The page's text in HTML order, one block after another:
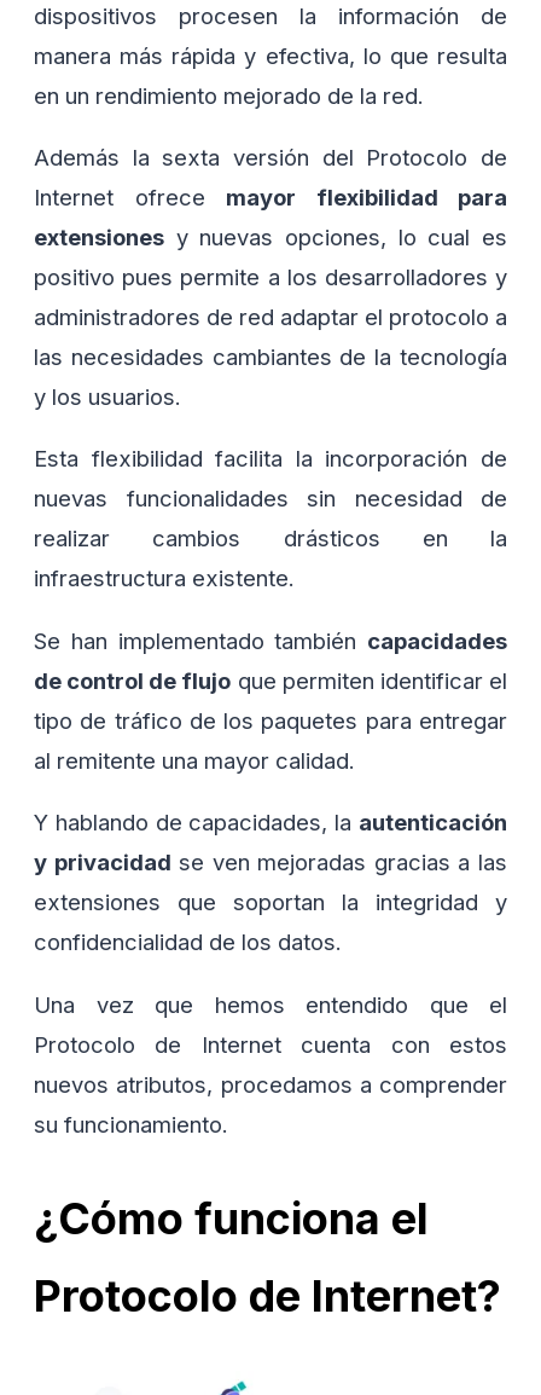
dispositivos procesen la información de
manera más rápida y efectiva, lo que resulta
en un rendimiento mejorado de la red.
Además la sexta versión del Protocolo de
Internet ofrece mayor flexibilidad para
extensiones y nuevas opciones, lo cual es
positivo pues permite a los desarrolladores y
administradores de red adaptar el protocolo a
las necesidades cambiantes de la tecnología
y los usuarios.
Esta flexibilidad facilita la incorporación de
nuevas funcionalidades sin necesidad de
realizar cambios drásticos en la
infraestructura existente.
Se han implementado también capacidades
de control de flujo que permiten identificar el
tipo de tráfico de los paquetes para entregar
al remitente una mayor calidad.
Y hablando de capacidades, la autenticación
y privacidad se ven mejoradas gracias a las
extensiones que soportan la integridad y
confidencialidad de los datos.
Una vez que hemos entendido que el
Protocolo de Internet cuenta con estos
nuevos atributos, procedamos a comprender
su funcionamiento.
¿Cómo funciona el
Protocolo de Internet?